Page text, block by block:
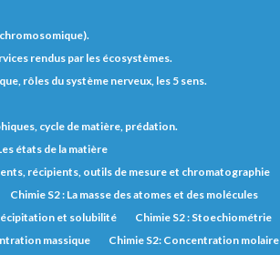
rendus par les écosystèmes.
rôles du système nerveux, les 5 sens.
cycle de matière, prédation.
états de la matière
récipients, outils de mesure et chromatographie
Chimie S2 : La masse des atomes et des molécules
et solubilité
Chimie S2 : Stoechiométrie
massique
Chimie S2: Concentration molaire